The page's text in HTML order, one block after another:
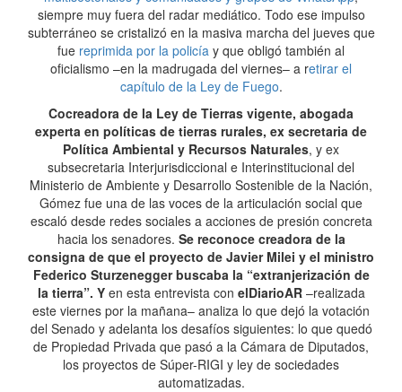
siempre muy fuera del radar mediático. Todo ese impulso
subterráneo se cristalizó en la masiva marcha del jueves que
fue reprimida por la policía y que obligó también al
oficialismo –en la madrugada del viernes– a retirar el
capítulo de la Ley de Fuego.
Cocreadora de la Ley de Tierras vigente, abogada
experta en políticas de tierras rurales, ex secretaria de
Política Ambiental y Recursos Naturales, y ex
subsecretaria Interjurisdiccional e Interinstitucional del
Ministerio de Ambiente y Desarrollo Sostenible de la Nación,
Gómez fue una de las voces de la articulación social que
escaló desde redes sociales a acciones de presión concreta
hacia los senadores. Se reconoce creadora de la
consigna de que el proyecto de Javier Milei y el ministro
Federico Sturzenegger buscaba la “extranjerización de
la tierra”. Y en esta entrevista con elDiarioAR–realizada
este viernes por la mañana– analiza lo que dejó la votación
del Senado y adelanta los desafíos siguientes: lo que quedó
de Propiedad Privada que pasó a la Cámara de Diputados,
los proyectos de Súper-RIGI y ley de sociedades
automatizadas.